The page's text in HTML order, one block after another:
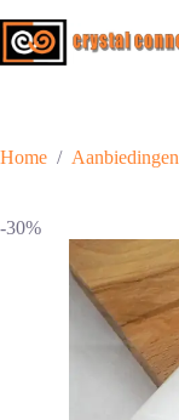
naar
de
Home / Aanbiedingen
-30%